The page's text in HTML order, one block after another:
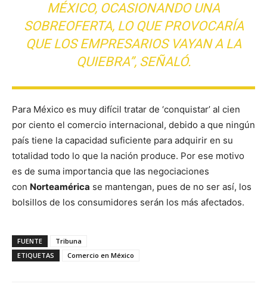
MÉXICO, OCASIONANDO UNA
SOBREOFERTA, LO QUE PROVOCARÍA
QUE LOS EMPRESARIOS VAYAN A LA
QUIEBRA”, SEÑALÓ.
Para México es muy difícil tratar de ‘conquistar’ al cien
por ciento el comercio internacional, debido a que ningún
país tiene la capacidad suficiente para adquirir en su
totalidad todo lo que la nación produce. Por ese motivo
es de suma importancia que las negociaciones
con Norteamérica se mantengan, pues de no ser así, los
bolsillos de los consumidores serán los más afectados.
FUENTE
Tribuna
ETIQUETAS
Comercio en México